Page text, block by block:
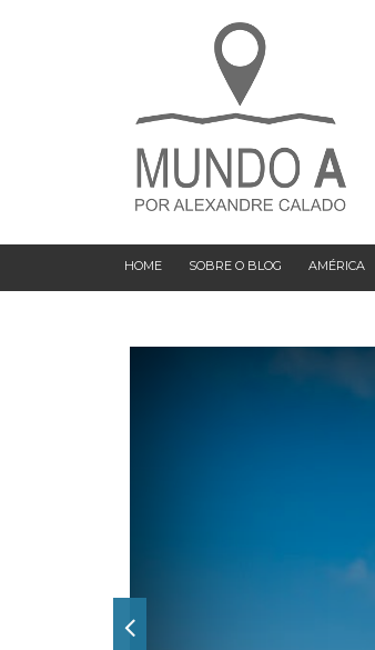
HOME SOBRE O BLOG AMÉRICA